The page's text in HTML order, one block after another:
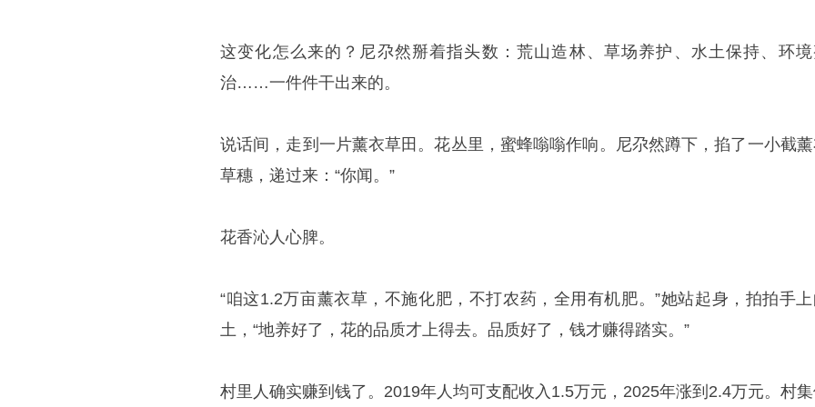
这变化怎么来的？尼尕然掰着指头数：荒山造林、草场养护、水土保持、环
治……一件件干出来的。
说话间，走到一片薰衣草田。花丛里，蜜蜂嗡嗡作响。尼尕然蹲下，掐了一小截
草穗，递过来：“你闻。”
花香沁人心脾。
“咱这1.2万亩薰衣草，不施化肥，不打农药，全用有机肥。”她站起身，拍拍手
土，“地养好了，花的品质才上得去。品质好了，钱才赚得踏实。”
村里人确实赚到钱了。2019年人均可支配收入1.5万元，2025年涨到2.4万元。村